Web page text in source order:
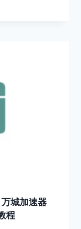
城加速器
程